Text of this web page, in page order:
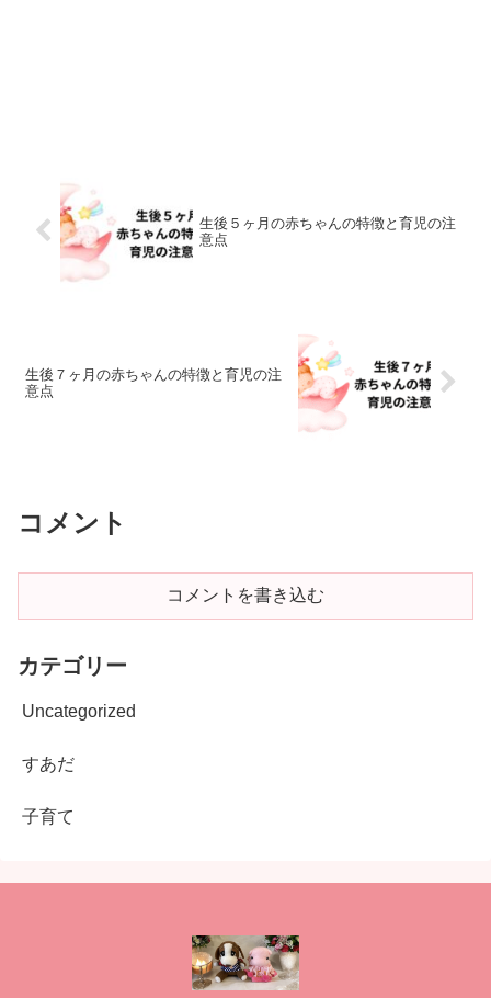
生後５ヶ月の赤ちゃんの特徴と育児の注
意点
生後７ヶ月の赤ちゃんの特徴と育児の注
意点
コメント
コメントを書き込む
カテゴリー
Uncategorized
すあだ
子育て